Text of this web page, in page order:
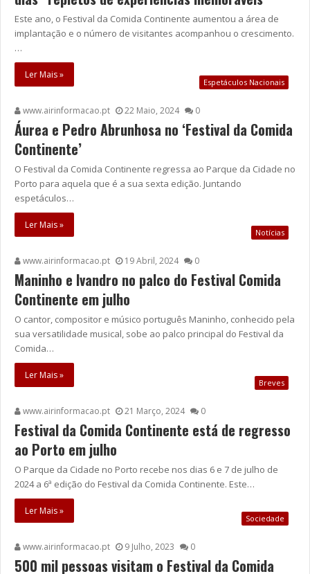
Este ano, o Festival da Comida Continente aumentou a área de
implantação e o número de visitantes acompanhou o crescimento.
…
Ler Mais »
Espetáculos Nacionais
www.airinformacao.pt 22 Maio, 2024 0
Áurea e Pedro Abrunhosa no ‘Festival da Comida
Continente’
O Festival da Comida Continente regressa ao Parque da Cidade no
Porto para aquela que é a sua sexta edição. Juntando
espetáculos…
Ler Mais »
Notícias
www.airinformacao.pt 19 Abril, 2024 0
Maninho e Ivandro no palco do Festival Comida
Continente em julho
O cantor, compositor e músico português Maninho, conhecido pela
sua versatilidade musical, sobe ao palco principal do Festival da
Comida…
Ler Mais »
Breves
www.airinformacao.pt 21 Março, 2024 0
Festival da Comida Continente está de regresso
ao Porto em julho
O Parque da Cidade no Porto recebe nos dias 6 e 7 de julho de
2024 a 6ª edição do Festival da Comida Continente. Este…
Ler Mais »
Sociedade
www.airinformacao.pt 9 Julho, 2023 0
500 mil pessoas visitam o Festival da Comida